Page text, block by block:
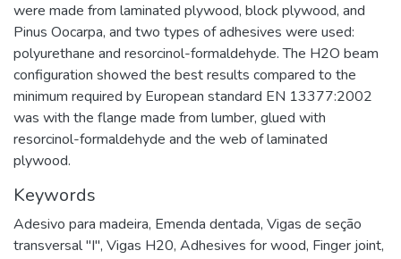
were made from laminated plywood, block plywood, and
Pinus Oocarpa, and two types of adhesives were used:
polyurethane and resorcinol-formaldehyde. The H2O beam
configuration showed the best results compared to the
minimum required by European standard EN 13377:2002
was with the flange made from lumber, glued with
resorcinol-formaldehyde and the web of laminated
plywood.
Keywords
Adesivo para madeira, Emenda dentada, Vigas de seção
transversal "I", Vigas H20, Adhesives for wood, Finger joint,